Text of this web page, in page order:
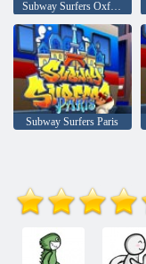
Subway Surfers Paris